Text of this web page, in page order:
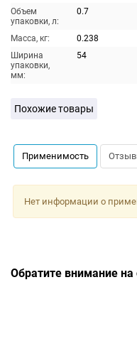
Объем
упаковки, л:
0.7
Масса, кг:
0.238
Ширина
упаковки,
мм:
54
Похожие товары
Применимость
Нет информации о
Обратите внимание